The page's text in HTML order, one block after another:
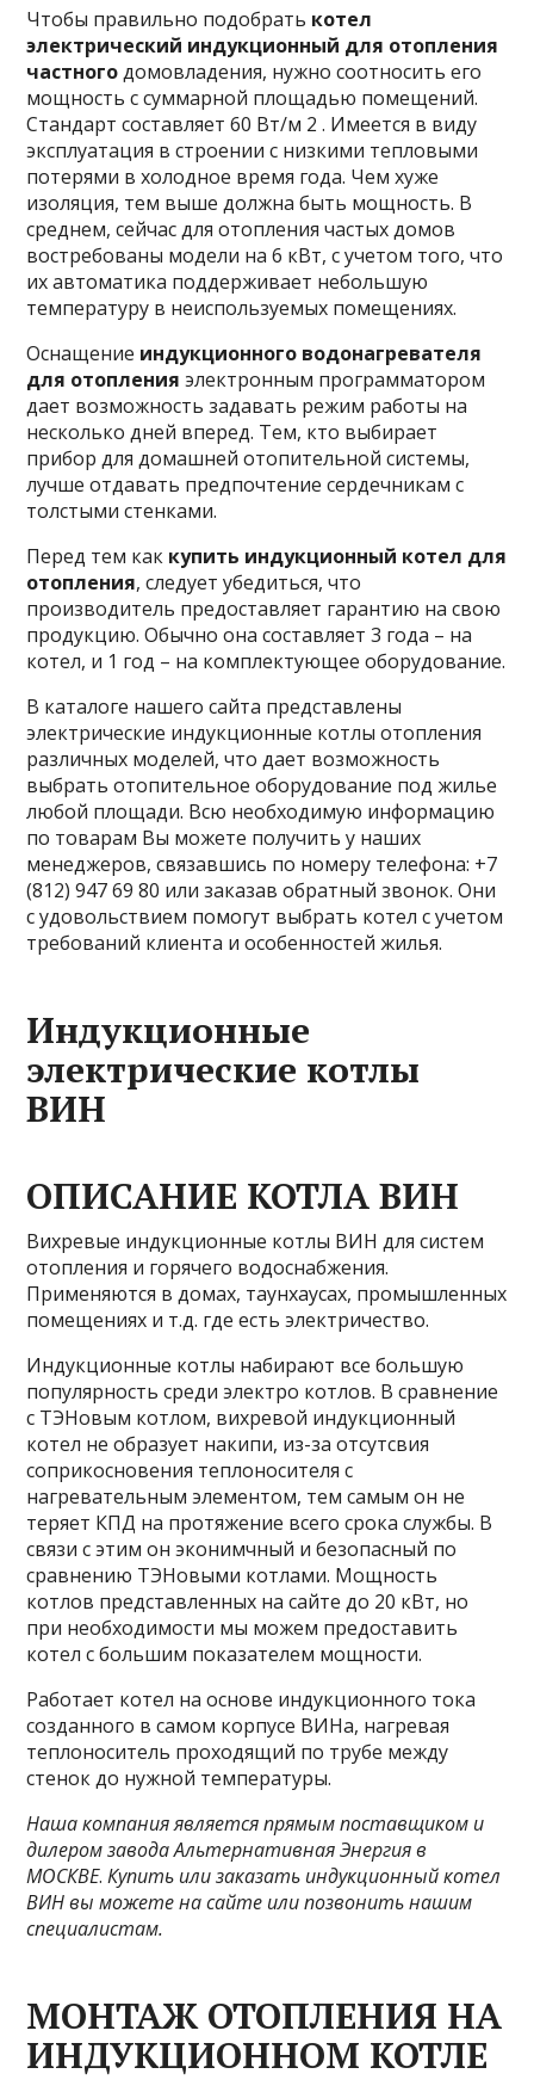
Чтобы правильно подобрать котел
электрический индукционный для отопления
частногодомовладения, нужно соотносить его
мощность с суммарной площадью помещений.
Стандарт составляет 60 Вт/м 2 . Имеется в виду
эксплуатация в строении с низкими тепловыми
потерями в холодное время года. Чем хуже
изоляция, тем выше должна быть мощность. В
среднем, сейчас для отопления частых домов
востребованы модели на 6 кВт, с учетом того, что
их автоматика поддерживает небольшую
температуру в неиспользуемых помещениях.
Оснащение индукционного водонагревателя
для отопления электронным программатором
дает возможность задавать режим работы на
несколько дней вперед. Тем, кто выбирает
прибор для домашней отопительной системы,
лучше отдавать предпочтение сердечникам с
толстыми стенками.
Перед тем как купить индукционный котел для
отопления, следует убедиться, что
производитель предоставляет гарантию на свою
продукцию. Обычно она составляет 3 года – на
котел, и 1 год – на комплектующее оборудование.
В каталоге нашего сайта представлены
электрические индукционные котлы отопления
различных моделей, что дает возможность
выбрать отопительное оборудование под жилье
любой площади. Всю необходимую информацию
по товарам Вы можете получить у наших
менеджеров, связавшись по номеру телефона: +7
(812) 947 69 80 или заказав обратный звонок. Они
с удовольствием помогут выбрать котел с учетом
требований клиента и особенностей жилья.
Индукционные
электрические котлы
ВИН
ОПИСАНИЕ КОТЛА ВИН
Вихревые индукционные котлы ВИН для систем
отопления и горячего водоснабжения.
Применяются в домах, таунхаусах, промышленных
помещениях и т.д. где есть электричество.
Индукционные котлы набирают все большую
популярность среди электро котлов. В сравнение
с ТЭНовым котлом, вихревой индукционный
котел не образует накипи, из-за отсутсвия
соприкосновения теплоносителя с
нагревательным элементом, тем самым он не
теряет КПД на протяжение всего срока службы. В
связи с этим он эконимчный и безопасный по
сравнению ТЭНовыми котлами. Мощность
котлов представленных на сайте до 20 кВт, но
при необходимости мы можем предоставить
котел с большим показателем мощности.
Работает котел на основе индукционного тока
созданного в самом корпусе ВИНа, нагревая
теплоноситель проходящий по трубе между
стенок до нужной температуры.
Наша компания является прямым поставщиком и
дилером завода Альтернативная Энергия в
МОСКВЕ.Купить или заказать индукционный котел
ВИН вы можете на сайте или позвонить нашим
специалистам.
МОНТАЖ ОТОПЛЕНИЯ НА
ИНДУКЦИОННОМ КОТЛЕ